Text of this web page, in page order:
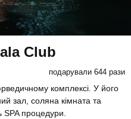
Club
подарували 644 рази
комплексі. У його
зал, соляна кімната та
SPA процедури.